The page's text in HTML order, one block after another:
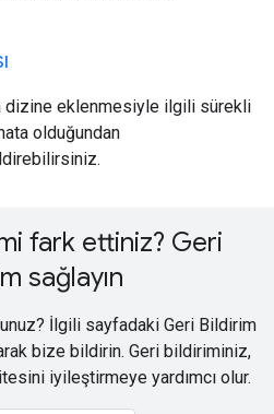
dizine eklenmesiyle ilgili sürekli
olduğundan
fark ettiniz? Geri
sağlayın
İlgili sayfadaki Geri Bildirim
bize bildirin. Geri bildiriminiz,
iyileştirmeye yardımcı olur.